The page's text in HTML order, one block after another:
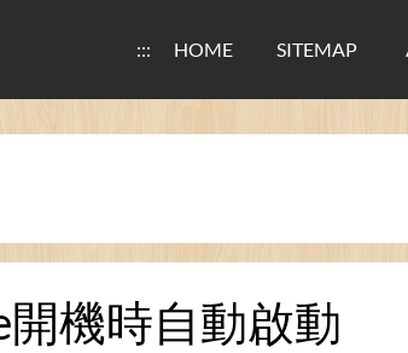
::: HOME SITEMAP
機時自動啟動